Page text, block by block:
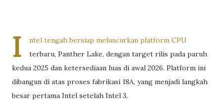
I
ntel tengah bersiap meluncurkan platform CPU
terbaru, Panther Lake, dengan target rilis pada paruh
kedua 2025 dan ketersediaan luas di awal 2026. Platform ini
dibangun di atas proses fabrikasi 18A, yang menjadi langkah
besar pertama Intel setelah Intel 3.